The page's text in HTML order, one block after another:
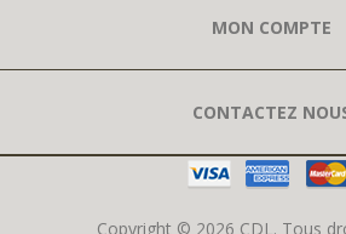
MON COMPTE
CONTACTEZ
Copyright © 2026 CDL. Tous